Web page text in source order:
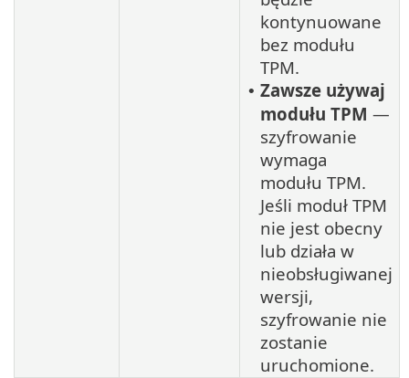
kontynuowane
bez modułu
TPM.
• Zawsze używaj
modułu TPM —
szyfrowanie
wymaga
modułu TPM.
Jeśli moduł TPM
nie jest obecny
lub działa w
nieobsługiwanej
wersji,
szyfrowanie nie
zostanie
uruchomione.